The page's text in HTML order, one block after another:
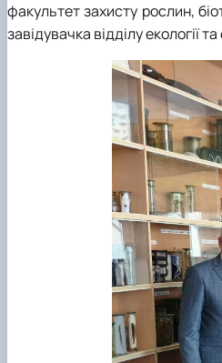
факультет захисту рослин,
завідувачка відділу екології